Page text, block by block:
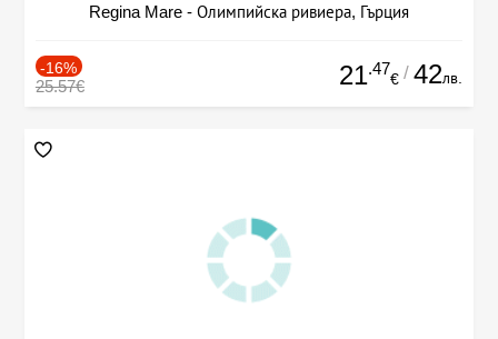
Regina Mare - Олимпийска ривиера, Гърция
-16%
25.57€ 21.47
€ / 42лв.